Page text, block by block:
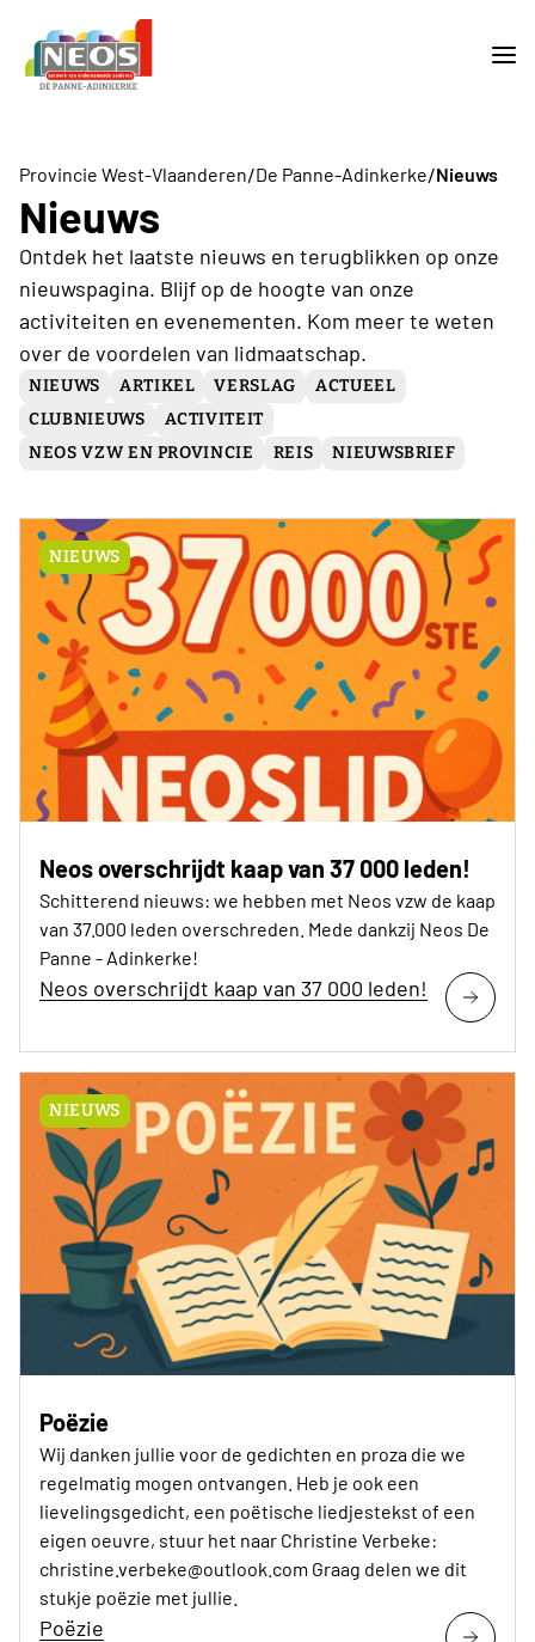
Provincie West-Vlaanderen/De Panne-Adinkerke/Nieuws
Nieuws
Ontdek het laatste nieuws en terugblikken op onze
nieuwspagina. Blijf op de hoogte van onze
activiteiten en evenementen. Kom meer te weten
over de voordelen van lidmaatschap.
NIEUWS ARTIKEL VERSLAG
ACTUEEL
CLUBNIEUWS
ACTIVITEIT
NEOS VZW EN PROVINCIE
REIS NIEUWSBRIEF
NIEUWS
Neos overschrijdt kaap van 37 000 leden!
Schitterend nieuws: we hebben met Neos vzw de kaap
van 37.000 leden overschreden. Mede dankzij Neos De
Panne - Adinkerke!
Neos overschrijdt kaap van 37 000 leden!
NIEUWS
Poëzie
Wij danken jullie voor de gedichten en proza die we
regelmatig mogen ontvangen. Heb je ook een
lievelingsgedicht, een poëtische liedjestekst of een
eigen oeuvre, stuur het naar Christine Verbeke:
christine.verbeke@outlook.com Graag delen we dit
stukje poëzie met jullie.
Poëzie